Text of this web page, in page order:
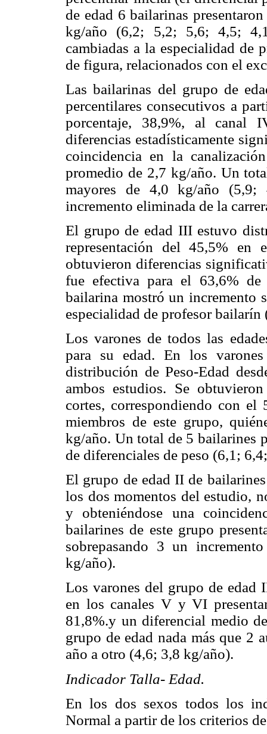
de edad 6 bailarinas
kg/año (6,2; 5,2; 5,6; 4,5;
cambiadas a la especialidad de
de figura, relacionados con el
Las bailarinas del grupo de
percentilares consecutivos a
porcentaje, 38,9%, al canal
diferencias estadísticamente
coincidencia en la
promedio de 2,7 kg/año. Un
mayores de 4,0 kg/año
incremento eliminada de la
El grupo de edad III estuvo
representación del 45,5% en
obtuvieron diferencias
fue efectiva para el 63,6%
bailarina mostró un incremento
especialidad de profesor bailarín
Los varones de todos las
para su edad. En los
distribución de Peso-Edad
ambos estudios. Se
cortes, correspondiendo con el
miembros de este grupo,
kg/año. Un total de 5 bailarines
de diferenciales de peso (6,1;
El grupo de edad II de
los dos momentos del estudio,
y obteniéndose una
bailarines de este grupo
sobrepasando 3 un
kg/año).
Los varones del grupo de edad
en los canales V y VI
81,8%.y un diferencial medio
grupo de edad nada más que 2
año a otro (4,6; 3,8 kg/año).
Indicador Talla- Edad.
En los dos sexos todos los
Normal a partir de los criterios